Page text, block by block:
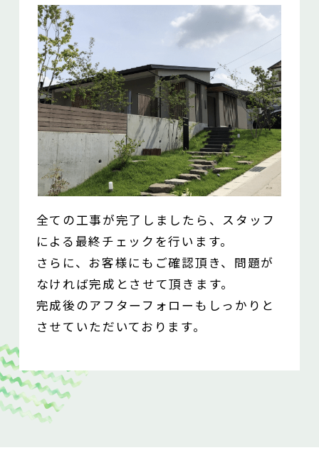
全ての工事が完了しましたら、スタッフ
による最終チェックを行います。
さらに、お客様にもご確認頂き、問題が
なければ完成とさせて頂きます。
完成後のアフターフォローもしっかりと
させていただいております。